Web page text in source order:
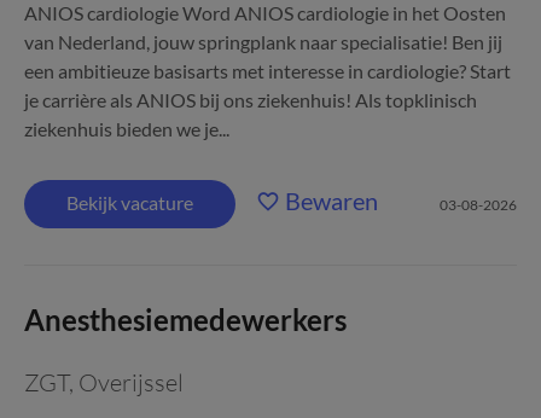
ANIOS cardiologie Word ANIOS cardiologie in het Oosten
van Nederland, jouw springplank naar specialisatie! Ben jij
een ambitieuze basisarts met interesse in cardiologie? Start
je carrière als ANIOS bij ons ziekenhuis! Als topklinisch
ziekenhuis bieden we je...
Bekijk vacature Bewaren 03-08-2026
Anesthesiemedewerkers
ZGT, Overijssel